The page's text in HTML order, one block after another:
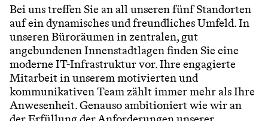
Bei uns treffen Sie an all unseren fünf Standorten
auf ein dynamisches und freundliches Umfeld. In
unseren Büroräumen in zentralen, gut
angebundenen Innenstadtlagen finden Sie eine
moderne IT-Infrastruktur vor. Ihre engagierte
Mitarbeit in unserem motivierten und
kommunikativen Team zählt immer mehr als Ihre
Anwesenheit. Genauso ambitioniert wie wir an